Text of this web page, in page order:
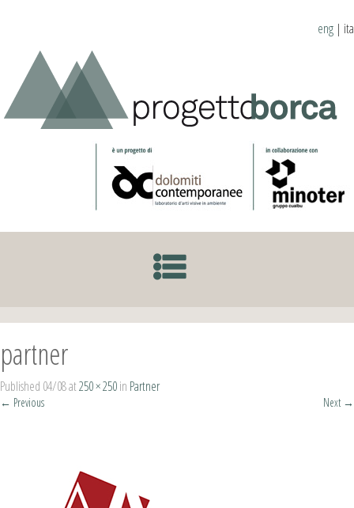
eng | ita
partner
Published 04/08at250 × 250in Partner
← Previous Next →